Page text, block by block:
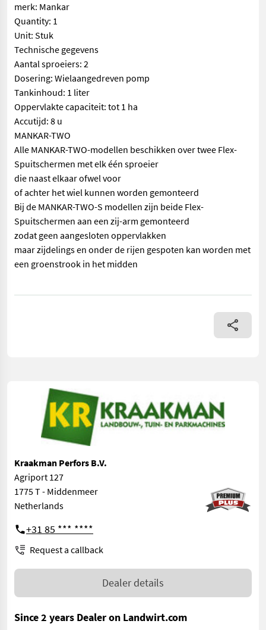
merk: Mankar
Quantity: 1
Unit: Stuk
Technische gegevens
Aantal sproeiers: 2
Dosering: Wielaangedreven pomp
Tankinhoud: 1 liter
Oppervlakte capaciteit: tot 1 ha
Accutijd: 8 u
MANKAR-TWO
Alle MANKAR-TWO-modellen beschikken over twee Flex-
Spuitschermen met elk één sproeier
die naast elkaar ofwel voor
of achter het wiel kunnen worden gemonteerd
Bij de MANKAR-TWO-S modellen zijn beide Flex-
Spuitschermen aan een zij-arm gemonteerd
zodat geen aangesloten oppervlakken
maar zijdelings en onder de rijen gespoten kan worden met
een groenstrook in het midden
== Overige details (NL) == prijs: Prijs op aanvraag merk:
Kraakman Perfors B.V.
Agriport 127
1775 T - Middenmeer
Netherlands
+31 85 *** ****
Request a callback
Dealer details
Since 2 years Dealer on Landwirt.com